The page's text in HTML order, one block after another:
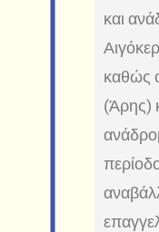
και
καθώς
(Άρης)